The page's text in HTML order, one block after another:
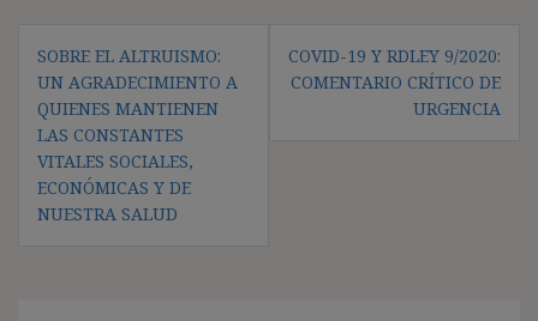
de
entradas
SOBRE EL ALTRUISMO:
UN AGRADECIMIENTO A
QUIENES MANTIENEN
LAS CONSTANTES
VITALES SOCIALES,
ECONÓMICAS Y DE
NUESTRA SALUD
COVID-19 Y RDLEY 9/2020:
COMENTARIO CRÍTICO DE
URGENCIA